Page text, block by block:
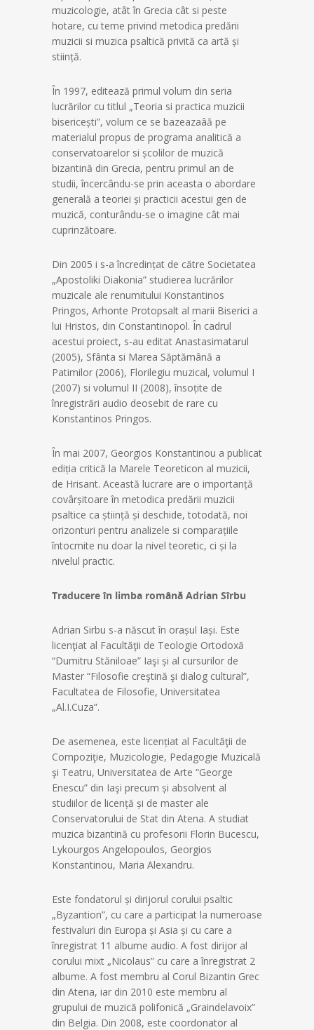
muzicologie, atât în Grecia cât si peste
hotare, cu teme privind metodica predării
muzicii si muzica psaltică privită ca artă și
stiință.
În 1997, editează primul volum din seria
lucrărilor cu titlul „Teoria si practica muzicii
bisericești”, volum ce se bazeazaâă pe
materialul propus de programa analitică a
conservatoarelor si școlilor de muzică
bizantină din Grecia, pentru primul an de
studii, încercându-se prin aceasta o abordare
generală a teoriei și practicii acestui gen de
muzică, conturându-se o imagine cât mai
cuprinzătoare.
Din 2005 i s-a încredințat de către Societatea
„Apostoliki Diakonia” studierea lucrărilor
muzicale ale renumitului Konstantinos
Pringos, Arhonte Protopsalt al marii Biserici a
lui Hristos, din Constantinopol. În cadrul
acestui proiect, s-au editat Anastasimatarul
(2005), Sfânta si Marea Săptămână a
Patimilor (2006), Florilegiu muzical, volumul I
(2007) si volumul II (2008), însoțite de
înregistrări audio deosebit de rare cu
Konstantinos Pringos.
În mai 2007, Georgios Konstantinou a publicat
ediția critică la Marele Teoreticon al muzicii,
de Hrisant. Această lucrare are o importanță
covârșitoare în metodica predării muzicii
psaltice ca știință și deschide, totodată, noi
orizonturi pentru analizele si comparațiile
întocmite nu doar la nivel teoretic, ci și la
nivelul practic.
Traducere în limba română Adrian Sîrbu
Adrian Sirbu s-a născut în orașul Iași. Este
licenţiat al Facultăţii de Teologie Ortodoxă
“Dumitru Stăniloae” Iaşi și al cursurilor de
Master “Filosofie creştină şi dialog cultural”,
Facultatea de Filosofie, Universitatea
„Al.I.Cuza”.
De asemenea, este licențiat al Facultăţii de
Compoziţie, Muzicologie, Pedagogie Muzicală
şi Teatru, Universitatea de Arte “George
Enescu” din Iaşi precum și absolvent al
studiilor de licență și de master ale
Conservatorului de Stat din Atena. A studiat
muzica bizantină cu profesorii Florin Bucescu,
Lykourgos Angelopoulos, Georgios
Konstantinou, Maria Alexandru.
Este fondatorul și dirijorul corului psaltic
„Byzantion”, cu care a participat la numeroase
festivaluri din Europa și Asia și cu care a
înregistrat 11 albume audio. A fost dirijor al
corului mixt „Nicolaus” cu care a înregistrat 2
albume. A fost membru al Corul Bizantin Grec
din Atena, iar din 2010 este membru al
grupului de muzică polifonică „Graindelavoix”
din Belgia. Din 2008, este coordonator al